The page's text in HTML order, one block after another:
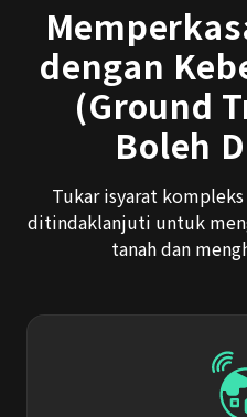
dengan
(Ground
Boleh
Tukar isyarat
ditindaklanjuti untuk
tanah dan